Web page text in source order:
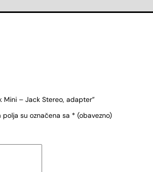
Mini – Jack Stereo, adapter”
polja su označena sa * (obavezno)